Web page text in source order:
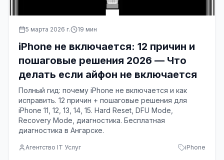
5 марта 2026 г. 19 мин
iPhone не включается: 12 причин и
пошаговые решения 2026 — Что
делать если айфон не включается
Полный гид: почему iPhone не включается и как
исправить. 12 причин + пошаговые решения для
iPhone 11, 12, 13, 14, 15. Hard Reset, DFU Mode,
Recovery Mode, диагностика. Бесплатная
диагностика в Ангарске.
Агентство IT Услуг iPhone